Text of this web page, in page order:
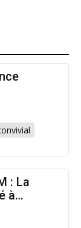
: La
à